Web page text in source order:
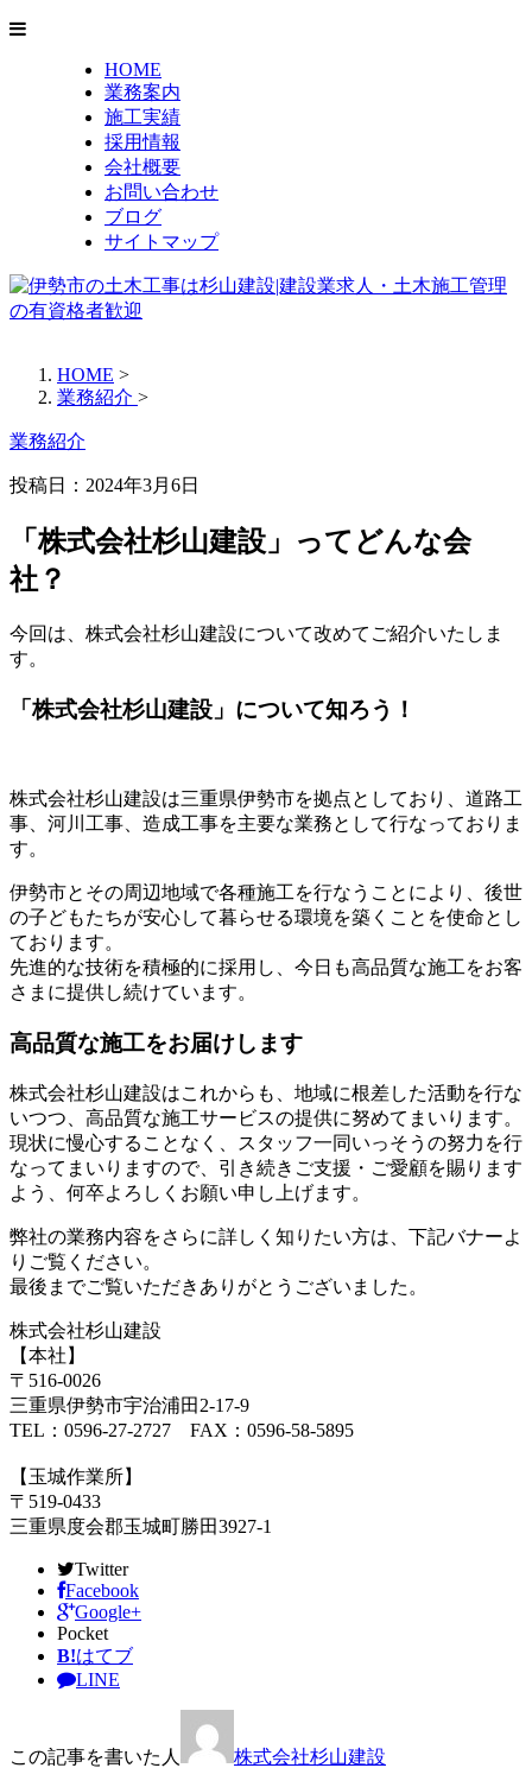
HOME
業務案内
施工実績
採用情報
会社概要
お問い合わせ
ブログ
サイトマップ
HOME >
業務紹介 >
業務紹介
投稿日：2024年3月6日
「株式会社杉山建設」ってどんな会
社？
今回は、株式会社杉山建設について改めてご紹介いたしま
す。
「株式会社杉山建設」について知ろう！
株式会社杉山建設は三重県伊勢市を拠点としており、道路工
事、河川工事、造成工事を主要な業務として行なっておりま
す。
伊勢市とその周辺地域で各種施工を行なうことにより、後世
の子どもたちが安心して暮らせる環境を築くことを使命とし
ております。
先進的な技術を積極的に採用し、今日も高品質な施工をお客
さまに提供し続けています。
高品質な施工をお届けします
株式会社杉山建設はこれからも、地域に根差した活動を行な
いつつ、高品質な施工サービスの提供に努めてまいります。
現状に慢心することなく、スタッフ一同いっそうの努力を行
なってまいりますので、引き続きご支援・ご愛顧を賜ります
よう、何卒よろしくお願い申し上げます。
弊社の業務内容をさらに詳しく知りたい方は、下記バナーよ
りご覧ください。
最後までご覧いただきありがとうございました。
株式会社杉山建設
【本社】
〒516-0026
三重県伊勢市宇治浦田2-17-9
TEL：0596-27-2727 FAX：0596-58-5895
【玉城作業所】
〒519-0433
三重県度会郡玉城町勝田3927-1
Twitter
Facebook
Google+
Pocket
B!はてブ
LINE
この記事を書いた人 株式会社杉山建設